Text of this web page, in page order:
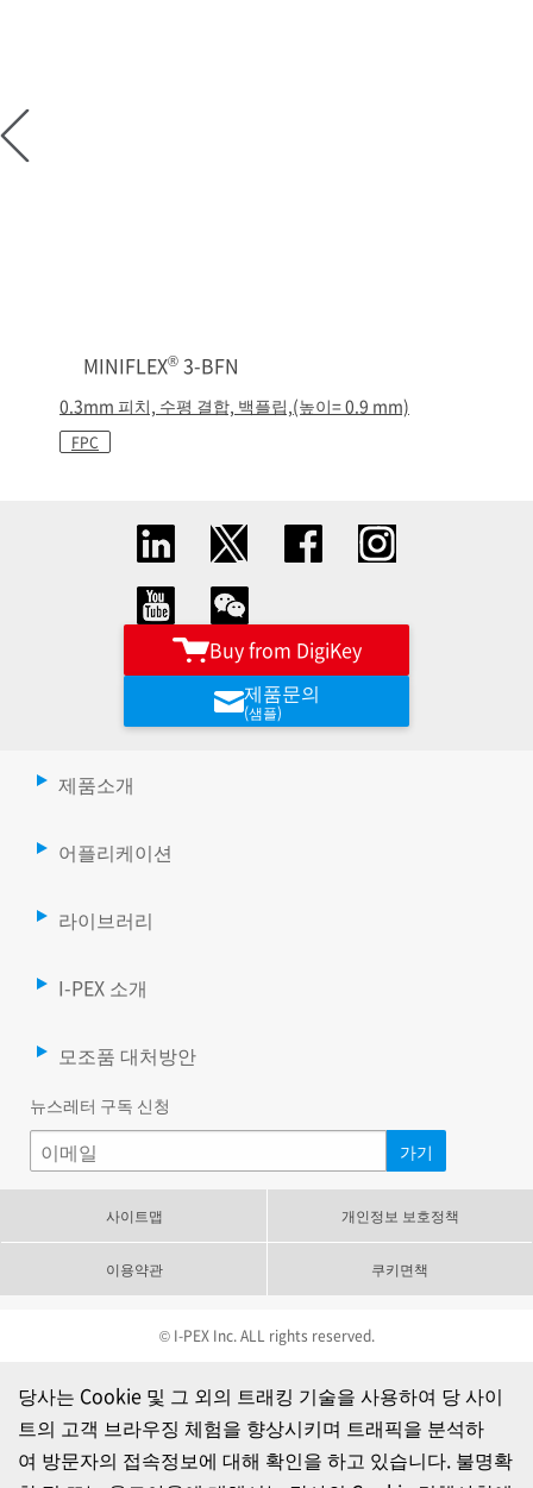
MINIFLEX® 3-BFN
0.3mm 피치, 수평 결합, 백플립,(높이= 0.9 mm)
FPC
Buy from DigiKey
제품문의
(샘플)
제품소개
어플리케이션
라이브러리
I-PEX 소개
모조품 대처방안
뉴스레터 구독 신청
사이트맵 개인정보 보호정책
이용약관 쿠키면책
© I-PEX Inc. ALL rights reserved.
당사는 Cookie 및 그 외의 트래킹 기술을 사용하여 당 사이
트의 고객 브라우징 체험을 향상시키며 트래픽을 분석하
여 방문자의 접속정보에 대해 확인을 하고 있습니다. 불명확